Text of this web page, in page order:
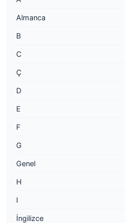
Almanca
B
C
Ç
D
E
F
G
Genel
H
I
İngilizce